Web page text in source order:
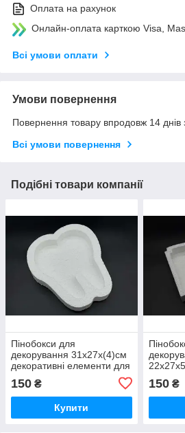
Оплата на рахунок
Онлайн-оплата карткою Visa,
Всі умови оплати
Умови повернення
Повернення товару впродовж 14 днів
Всі умови повернення
Подібні товари компанії
Пінобокси для
декорування 31х27х(4)см
декоративні елементи для
творчості. / Пінобокси для
декорування 31х27х(4)см
декоративні
150 ₴
Купити
150₴